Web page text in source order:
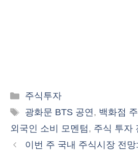
카
테
리
주식투자
태
그
광화문 BTS 공연, 백화점
외국인 소비 모멘텀, 주식 투자
이번 주 국내 주식시장 전